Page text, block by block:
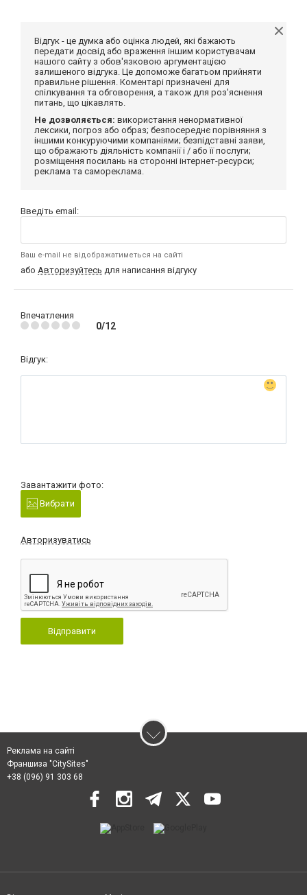
Відгук - це думка або оцінка людей, які бажають
передати досвід або враження іншим користувачам
нашого сайту з обов'язковою аргументацією
залишеного відгука. Це допоможе багатьом прийняти
правильне рішення. Коментарі призначені для
спілкування та обговорення, а також для роз'яснення
питань, що цікавлять.
Не дозволяється: використання ненормативної
лексики, погроз або образ; безпосереднє порівняння з
іншими конкуруючими компаніями; безпідставні заяви,
що ображають діяльність компанії і / або її послуги;
розміщення посилань на сторонні інтернет-ресурси;
реклама та самореклама.
Введіть email:
Ваш e-mail не відображатиметься на сайті
або Авторизуйтесь для написання відгуку
Впечатления
0/12
Відгук:
Завантажити фото:
Вибрати
Авторизуватись
Відправити
Реклама на сайті
Франшиза "CitySites"
+38 (096) 91 303 68